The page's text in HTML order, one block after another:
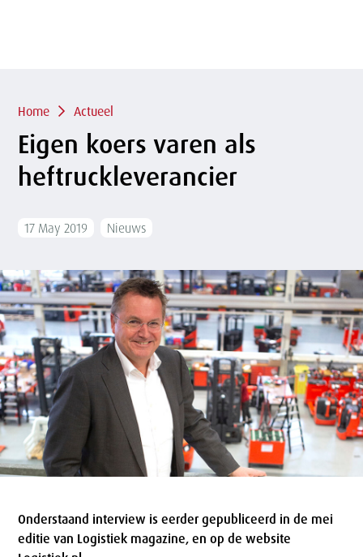
gaan
Kruimelpad
Home Actueel
Eigen koers varen als
heftruckleverancier
17 May 2019 Nieuws
Onderstaand interview is eerder gepubliceerd in de mei
editie van Logistiek magazine, en op de website